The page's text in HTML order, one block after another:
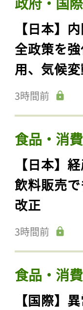
【日本】
全政策を
用、気候
3時間前
食品・消
【日本】
飲料販売
改正
3時間前
食品・消
【国際】